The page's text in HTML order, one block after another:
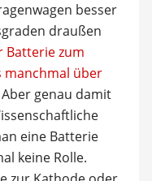
besser
draußen
Batterie zum
manchmal über
genau damit
eine Batterie
keine Rolle.